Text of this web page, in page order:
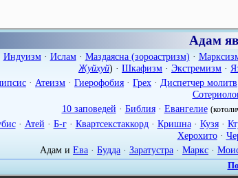
Адам
Индуизм· Ислам· Маздаясна (зороастризм) ·
Жуйхуй) · Шкафизм · Экстремизм ·
· Атеизм · Гиерофобия · Грех · Диспетчер молитв
10 заповедей · Библия· Евангелие
· Атей · Б-г· Квартсекстаккорд· Кришна· Кузя·
Херохито·
Адам и Ева · Будда · Заратустра · Маркс ·